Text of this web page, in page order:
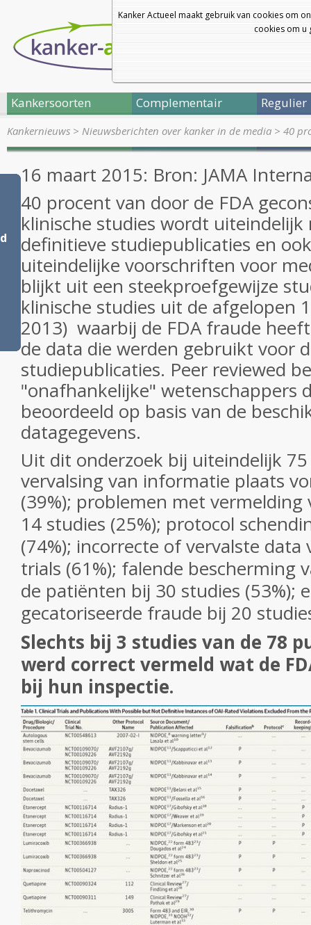
Kanker Actueel maakt gebruik van cookies om
cookies om u
Kankersoorten Complementair Regulier
Kankernieuws > Nieuwsberichten over kanker in de media > 40
16 maart 2015: Bron: JAMA
40 procent van door de FDA
klinische studies wordt
definitieve studiepublicaties en
uiteindelijke voorschriften voor
blijkt uit een steekproefgewijze
klinische studies uit de afgelopen
2013) waarbij de FDA fraude
de data die werden gebruikt voor
studiepublicaties. Peer reviewed
"onafhankelijke" wetenschappers
beoordeeld op basis van de
datagegevens.
Uit dit onderzoek bij uiteindelijk
vervalsing van informatie plaats
(39%); problemen met
14 studies (25%); protocol
(74%); incorrecte of vervalste data
trials (61%); falende bescherming
de patiënten bij 30 studies (53%);
gecatoriseerde fraude bij 20
Slechts bij 3 studies van de 78
werd correct vermeld wat de
bij hun inspectie.